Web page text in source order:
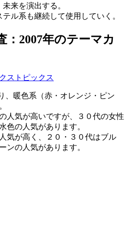
来を演出する。
ル系も継続して使用していく。
：2007年のテーマカ
ストピックス
、暖色系（赤・オレンジ・ピン
人気が高いですが、３０代の女性
色の人気があります。
気が高く、２０・３０代はブル
ンの人気があります。